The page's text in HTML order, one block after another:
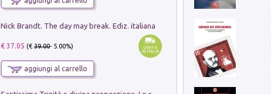
Nick Brandt. The day may break. Ediz. italiana
€ 37.05 (€39.00- 5.00%)
aggiungi al carrello